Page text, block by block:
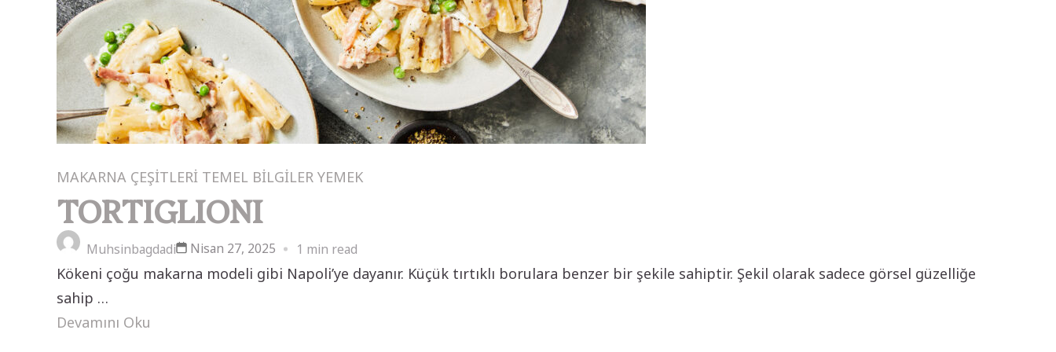
MAKARNA ÇEŞİTLERİ TEMEL BİLGİLER YEMEK
TORTIGLIONI
Muhsinbagdadi Nisan 27, 2025 1 min read
Kökeni çoğu makarna modeli gibi Napoli’ye dayanır. Küçük tırtıklı borulara benzer bir şekile sahiptir. Şekil olarak sadece görsel güzelliğe
sahip …
Devamını Oku